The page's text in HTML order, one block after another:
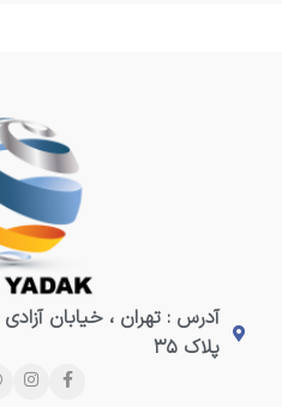
آدرس : تهران ، خیابان
پلاک ۳۵